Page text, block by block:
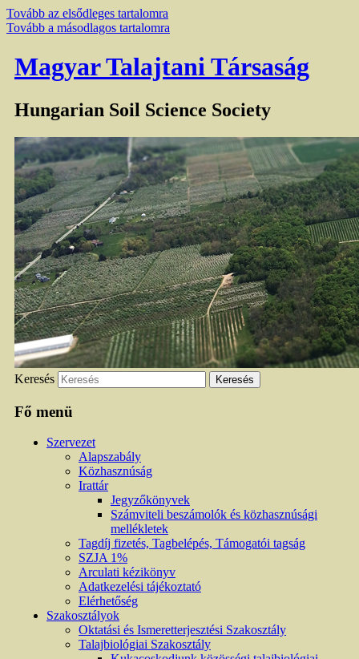
Tovább az elsődleges tartalomra
Tovább a másodlagos tartalomra
Magyar Talajtani Társaság
Hungarian Soil Science Society
Keresés
Fő menü
Szervezet
Alapszabály
Közhasznúság
Irattár
Jegyzőkönyvek
Számviteli beszámolók és közhasznúsági
mellékletek
Tagdíj fizetés, Tagbelépés, Támogatói tagság
SZJA 1%
Arculati kézikönyv
Adatkezelési tájékoztató
Elérhetőség
Szakosztályok
Oktatási és Ismeretterjesztési Szakosztály
Talajbiológiai Szakosztály